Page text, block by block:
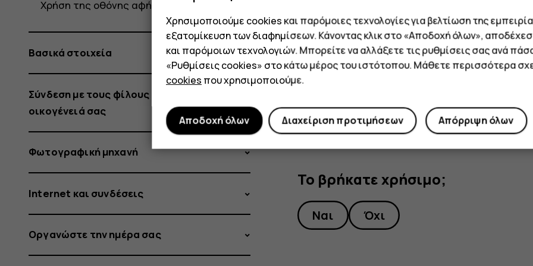
αντιγράφου ασφαλείας στο λογαριασμό
εφαρμογών και τους κωδικούς πρόσβασης των
ΠατήστεΡυθμίσεις>Σύστημα>Σύνθετα>
Το βρήκατε χρήσιμο;
Ναι Όχι
Χρήση της οθόνης αφής
Βασικά στοιχεία
Σύνδεση με τους φίλους και την
οικογένειά σας
Φωτογραφική μηχανή
Internet και συνδέσεις
Οργανώστε την ημέρα σας
Χρησιμοποιούμε cookies και παρόμοιες τεχνολογίες για βελτίωση της
εξατομίκευση των διαφημίσεων. Κάνοντας κλικ στο «Αποδοχή όλων»,
και παρόμοιων τεχνολογιών. Μπορείτε να αλλάξετε τις ρυθμίσεις σας ανά
«Ρυθμίσεις cookies» στο κάτω μέρος του ιστότοπου. Μάθετε περισσότερα
cookies που χρησιμοποιούμε.
Απόρριψη όλων
Διαχείριση προτιμήσεων
Αποδοχή όλων